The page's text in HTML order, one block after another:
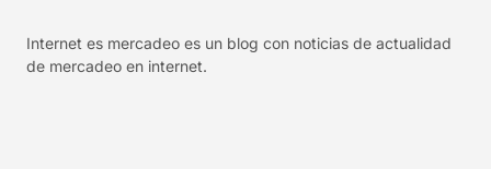
Internet es mercadeo es un blog con noticias de actualidad
de mercadeo en internet.